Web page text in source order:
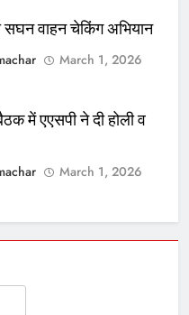
सघन वाहन चेकिंग अभियान
March 1, 2026
में एएसपी ने दी होली व
March 1, 2026